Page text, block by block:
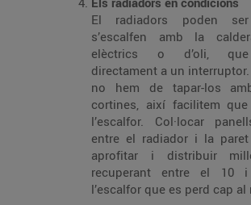
El radiadors poden
s’escalfen amb la caldera
elèctrics o d’oli, que
directament a un interruptor. Els radiadors
no hem de tapar-los
cortines, així facilitem
l’escalfor. Col·locar panells reflectants
entre el radiador i la
aprofitar i distribuir
recuperant entre el 10 i el 20% de
l’escalfor que es perd cap al